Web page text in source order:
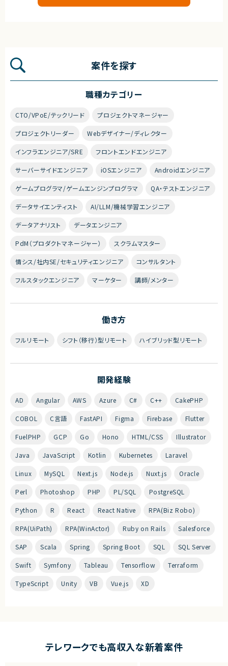
案件を探す
職種カテゴリー
CTO/VPoE/テックリード プロジェクトマネージャー
プロジェクトリーダー Webデザイナー/ディレクター
インフラエンジニア/SRE フロントエンドエンジニア
サーバーサイドエンジニア iOSエンジニア Androidエンジニア
ゲームプログラマ/ゲームエンジンプログラマ QA・テストエンジニア
データサイエンティスト AI/LLM/機械学習エンジニア
データアナリスト データエンジニア
PdM（プロダクトマネージャー） スクラムマスター
情シス/社内SE/セキュリティエンジニア コンサルタント
フルスタックエンジニア マーケター 講師/メンター
働き方
フルリモート シフト（移行）型リモート ハイブリッド型リモート
開発経験
AD Angular AWS Azure C# C++ CakePHP
COBOL C言語 FastAPI Figma Firebase Flutter
FuelPHP GCP Go Hono HTML/CSS Illustrator
Java JavaScript Kotlin Kubernetes Laravel
Linux MySQL Next.js Node.js Nuxt.js Oracle
Perl Photoshop PHP PL/SQL PostgreSQL
Python R React React Native RPA(Biz Robo)
RPA(UiPath) RPA(WinActor) Ruby on Rails Salesforce
SAP Scala Spring Spring Boot SQL SQL Server
Swift Symfony Tableau Tensorflow Terraform
TypeScript Unity VB Vue.js XD
テレワークでも高収入な新着案件